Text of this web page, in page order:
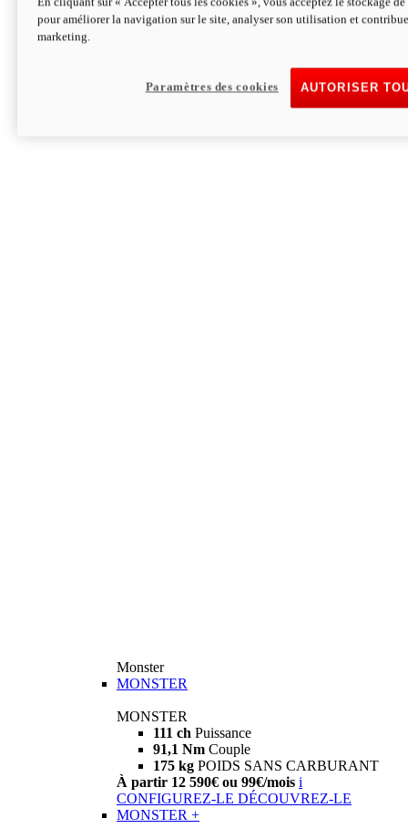
Hypermotard V2 SP 100
Découvrez-le
Monster
MONSTER
MONSTER
111 ch Puissance
91,1 Nm Couple
175 kg POIDS SANS CARBURANT
À partir 12 590€ ou 99€/mois i
CONFIGUREZ-LE DÉCOUVREZ-LE
MONSTER +
pour améliorer la navigation sur le site, analyser son utilisation et
marketing.
AUTORISER
Paramètres des cookies